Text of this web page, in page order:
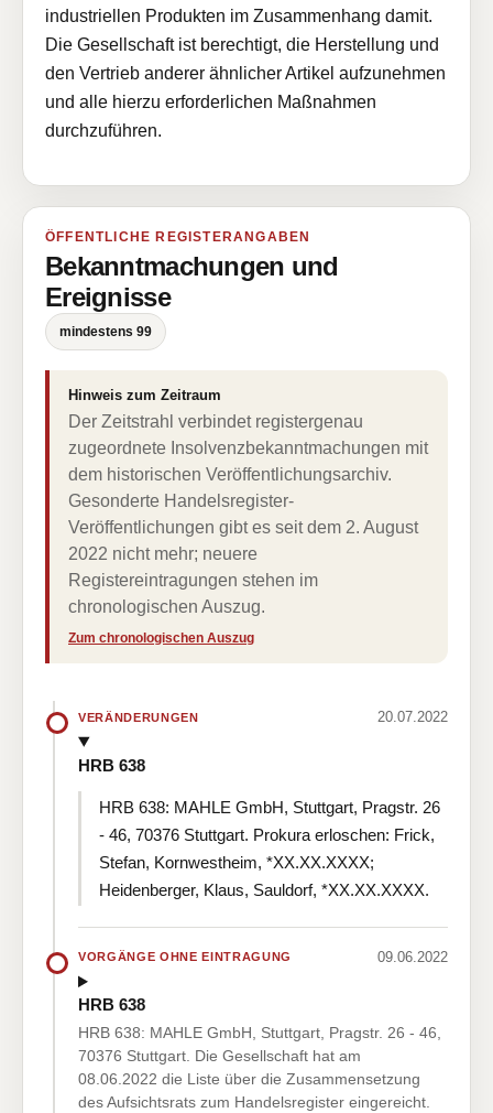
industriellen Produkten im Zusammenhang damit.
Die Gesellschaft ist berechtigt, die Herstellung und
den Vertrieb anderer ähnlicher Artikel aufzunehmen
und alle hierzu erforderlichen Maßnahmen
durchzuführen.
ÖFFENTLICHE REGISTERANGABEN
Bekanntmachungen und
Ereignisse
mindestens 99
Hinweis zum Zeitraum
Der Zeitstrahl verbindet registergenau
zugeordnete Insolvenzbekanntmachungen mit
dem historischen Veröffentlichungsarchiv.
Gesonderte Handelsregister-
Veröffentlichungen gibt es seit dem 2. August
2022 nicht mehr; neuere
Registereintragungen stehen im
chronologischen Auszug.
Zum chronologischen Auszug
VERÄNDERUNGEN 20.07.2022
HRB 638
HRB 638: MAHLE GmbH, Stuttgart, Pragstr. 26
- 46, 70376 Stuttgart. Prokura erloschen: Frick,
Stefan, Kornwestheim, *XX.XX.XXXX;
Heidenberger, Klaus, Sauldorf, *XX.XX.XXXX.
VORGÄNGE OHNE EINTRAGUNG 09.06.2022
HRB 638
HRB 638: MAHLE GmbH, Stuttgart, Pragstr. 26 - 46,
70376 Stuttgart. Die Gesellschaft hat am
08.06.2022 die Liste über die Zusammensetzung
des Aufsichtsrats zum Handelsregister eingereicht.